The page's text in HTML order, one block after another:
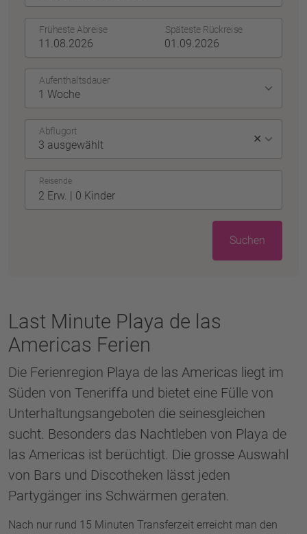
Früheste Abreise Späteste Rückreise
Aufenthaltsdauer
✕
Abflugort
Reisende
Suchen
Last Minute Playa de las
Americas Ferien
Die Ferienregion Playa de las Americas liegt im
Süden von Teneriffa und bietet eine Fülle von
Unterhaltungsangeboten die seinesgleichen
sucht. Besonders das Nachtleben von Playa de
las Americas ist berüchtigt. Die grosse Auswahl
von Bars und Discotheken lässt jeden
Partygänger ins Schwärmen geraten.
Nach nur rund 15 Minuten Transferzeit erreicht man den